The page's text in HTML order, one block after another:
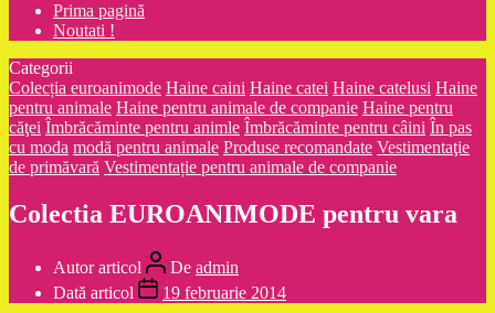
Prima pagină
Noutati !
Categorii
Colecția euroanimode Haine caini Haine catei Haine catelusi Haine
pentru animale Haine pentru animale de companie Haine pentru
căţei Îmbrăcăminte pentru animle Îmbrăcăminte pentru câini În pas
cu moda modă pentru animale Produse recomandate Vestimentaţie
de primăvară Vestimentație pentru animale de companie
Colectia EUROANIMODE pentru vara
Autor articol De admin
Dată articol
19 februarie 2014